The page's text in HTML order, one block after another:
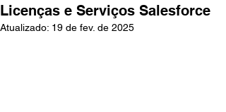
Licenças e Serviços Salesforce
Atualizado: 19 de fev. de 2025